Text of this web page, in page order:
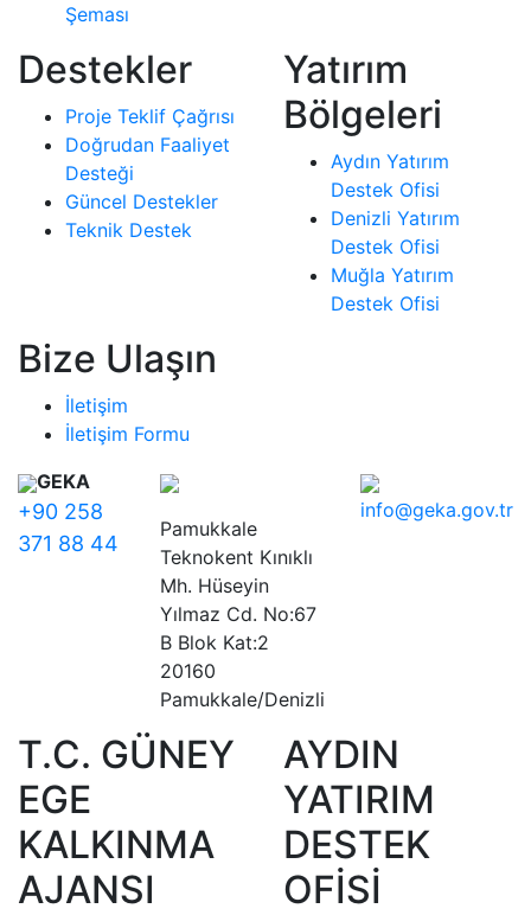
Şeması
Destekler
Proje Teklif Çağrısı
Doğrudan Faaliyet
Desteği
Güncel Destekler
Teknik Destek
Yatırım
Bölgeleri
Aydın Yatırım
Destek Ofisi
Denizli Yatırım
Destek Ofisi
Muğla Yatırım
Destek Ofisi
Bize Ulaşın
İletişim
İletişim Formu
GEKA
+90 258
371 88 44
Pamukkale
Teknokent Kınıklı
Mh. Hüseyin
Yılmaz Cd. No:67
B Blok Kat:2
20160
Pamukkale/Denizli
info@geka.gov.tr
T.C. GÜNEY
EGE
KALKINMA
AJANSI
AYDIN
YATIRIM
DESTEK
OFİSİ